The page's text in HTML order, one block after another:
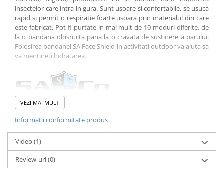
insectelor care intra in gura. Sunt usoare si confortabile, se usuca
rapid si permit o respiratie foarte usoara prin materialul din care
este fabricat. Pot fi purtate in mai mult de 10 moduri diferite, de
la o bandana obisnuita pana la o cravata de sustinere a parului.
Folosirea bandanei SA Face Shield in activitati outdoor va ajuta sa
va mentineti hidratarea.
Caracteristici:
uscare rapida
greutate: 0,93 gr
opreste umezeala
cusaturi invizibile
moale si respirabil
VEZI MAI MULT
Informatii conformitate produs
Video (1)
Review-uri(0)